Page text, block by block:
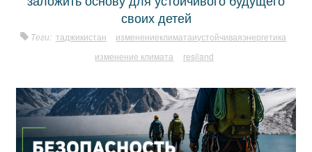
своих детей
Теги: таджикистан
изменениеклиматаиустойчиваяэнергетика
изменение климата
resiland